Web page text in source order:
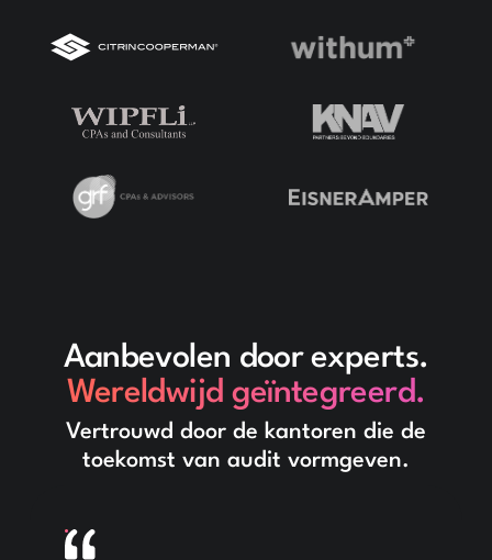
Aanbevolen door experts.
Wereldwijd geïntegreerd.
Vertrouwd door de kantoren die de
toekomst van audit vormgeven.